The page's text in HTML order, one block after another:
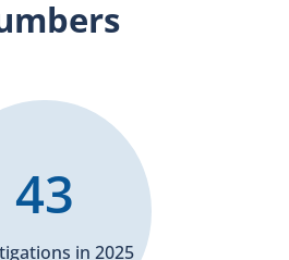
in 2025
43